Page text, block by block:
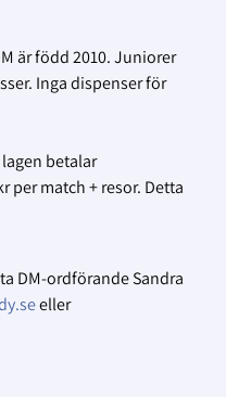
är född 2010. Juniorer
Inga dispenser för
betalar
per match + resor. Detta
DM-ordförande Sandra
eller